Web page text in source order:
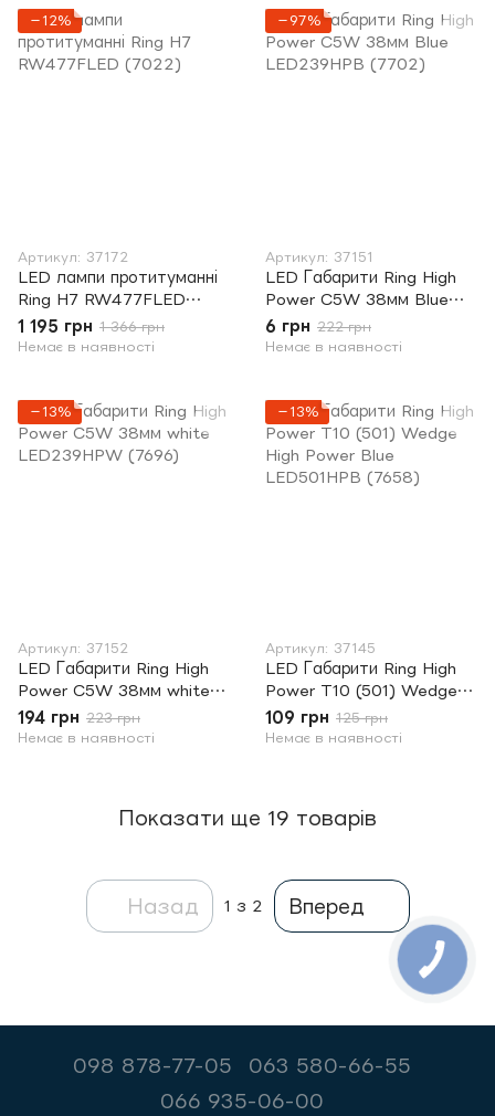
−12%
Артикул: 37172
LED лампи протитуманні
Ring H7 RW477FLED
(7022)
1 195 грн 1 366 грн
Немає в наявності
−97%
Артикул: 37151
LED Габарити Ring High
Power C5W 38мм Blue
LED239HPB (7702)
6 грн 222 грн
Немає в наявності
−13%
Артикул: 37152
LED Габарити Ring High
Power C5W 38мм white
LED239HPW (7696)
194 грн 223 грн
Немає в наявності
−13%
Артикул: 37145
LED Габарити Ring High
Power T10 (501) Wedge
High Power Blue
LED501HPB (7658)
109 грн 125 грн
Немає в наявності
Показати ще 19 товарів
Назад 1 з 2 Вперед
098 878-77-05
063 580-66-55
066 935-06-00